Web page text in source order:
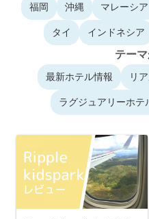
福岡 沖縄 マレーシア
タイ インドネシア
テー
最新ホテル情報 リ
ラグジュアリーホテ